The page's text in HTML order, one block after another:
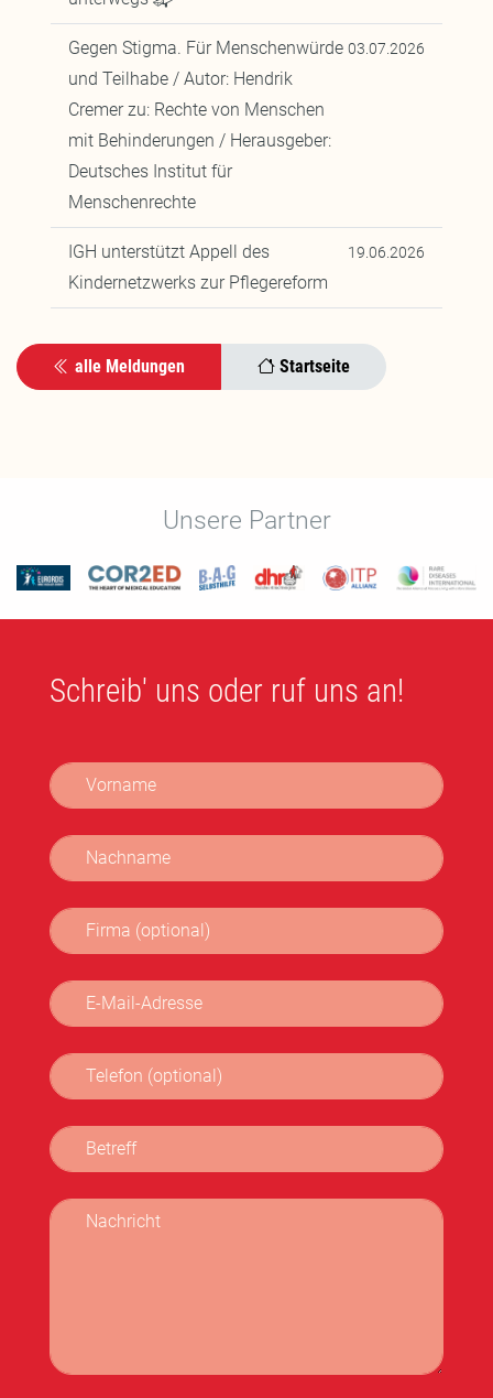
Gegen Stigma. Für Menschenwürde
und Teilhabe / Autor: Hendrik
Cremer zu: Rechte von Menschen
mit Behinderungen / Herausgeber:
Deutsches Institut für
Menschenrechte
03.07.2026
IGH unterstützt Appell des
Kindernetzwerks zur Pflegereform
19.06.2026
alle Meldungen Startseite
Unsere Partner
Schreib' uns oder ruf uns an!
Vorname
Nachname
Firma (optional)
E-Mail-Adresse
Telefon (optional)
Betreff
Nachricht